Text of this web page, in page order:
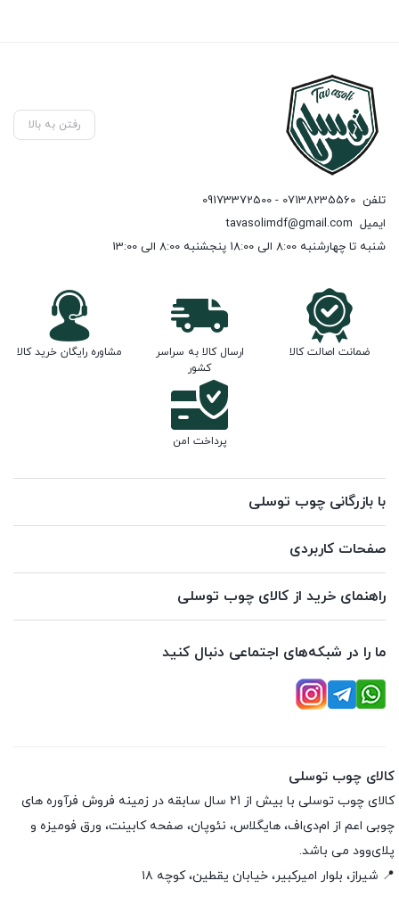
رفتن به بالا
تلفن 07138235560 - 09173372500
ایمیل tavasolimdf@gmail.com
شنبه تا چهارشنبه 8:00 الی 18:00 پنجشنبه 8:00 الی 13:00
ضمانت اصالت کالا
ارسال کالا به سراسر
کشور
مشاوره رایگان خرید کالا
پرداخت امن
با بازرگانی چوب توسلی
صفحات کاربردی
راهنمای خرید از کالای چوب توسلی
ما را در شبکه‌های اجتماعی دنبال کنید
کالای چوب توسلی
کالای چوب توسلی با بیش از 21 سال سابقه در زمینه فروش فرآوره های
چوبی اعم از ام‌دی‌اف، هایگلاس، نئوپان، صفحه کابینت، ورق فومیزه و
پلای‌وود می باشد.
📍 شیراز، بلوار امیرکبیر، خیابان یقطین، کوچه ۱۸